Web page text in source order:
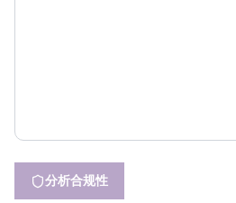
分析合规性